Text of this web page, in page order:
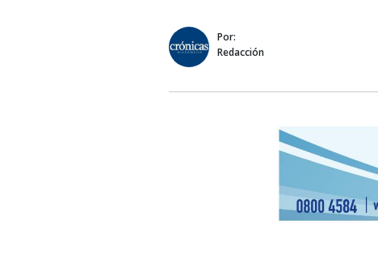
Por:
Redacción